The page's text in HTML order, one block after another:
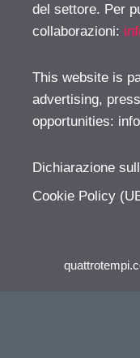
del settore. Per
collaborazioni:
This website is
advertising,
opportunities:
Dichiarazione
Cookie Policy